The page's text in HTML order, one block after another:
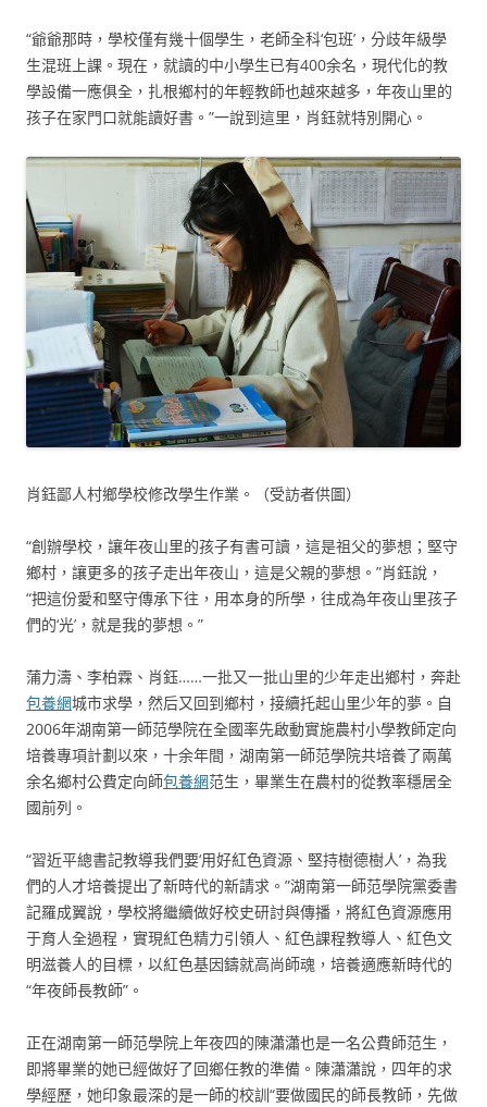
“爺爺那時，學校僅有幾十個學生，老師全科‘包班’，分歧年級學
生混班上課。現在，就讀的中小學生已有400余名，現代化的教
學設備一應俱全，扎根鄉村的年輕教師也越來越多，年夜山里的
孩子在家門口就能讀好書。”一說到這里，肖鈺就特別開心。
肖鈺鄙人村鄉學校修改學生作業。（受訪者供圖）
“創辦學校，讓年夜山里的孩子有書可讀，這是祖父的夢想；堅守
鄉村，讓更多的孩子走出年夜山，這是父親的夢想。”肖鈺說，
“把這份愛和堅守傳承下往，用本身的所學，往成為年夜山里孩子
們的‘光’，就是我的夢想。”
蒲力濤、李柏霖、肖鈺……一批又一批山里的少年走出鄉村，奔赴
包養網城市求學，然后又回到鄉村，接續托起山里少年的夢。自
2006年湖南第一師范學院在全國率先啟動實施農村小學教師定向
培養專項計劃以來，十余年間，湖南第一師范學院共培養了兩萬
余名鄉村公費定向師包養網范生，畢業生在農村的從教率穩居全
國前列。
“習近平總書記教導我們要‘用好紅色資源、堅持樹德樹人’，為我
們的人才培養提出了新時代的新請求。”湖南第一師范學院黨委書
記羅成翼說，學校將繼續做好校史研討與傳播，將紅色資源應用
于育人全過程，實現紅色精力引領人、紅色課程教導人、紅色文
明滋養人的目標，以紅色基因鑄就高尚師魂，培養適應新時代的
“年夜師長教師”。
正在湖南第一師范學院上年夜四的陳瀟瀟也是一名公費師范生，
即將畢業的她已經做好了回鄉任教的準備。陳瀟瀟說，四年的求
學經歷，她印象最深的是一師的校訓“要做國民的師長教師，先做